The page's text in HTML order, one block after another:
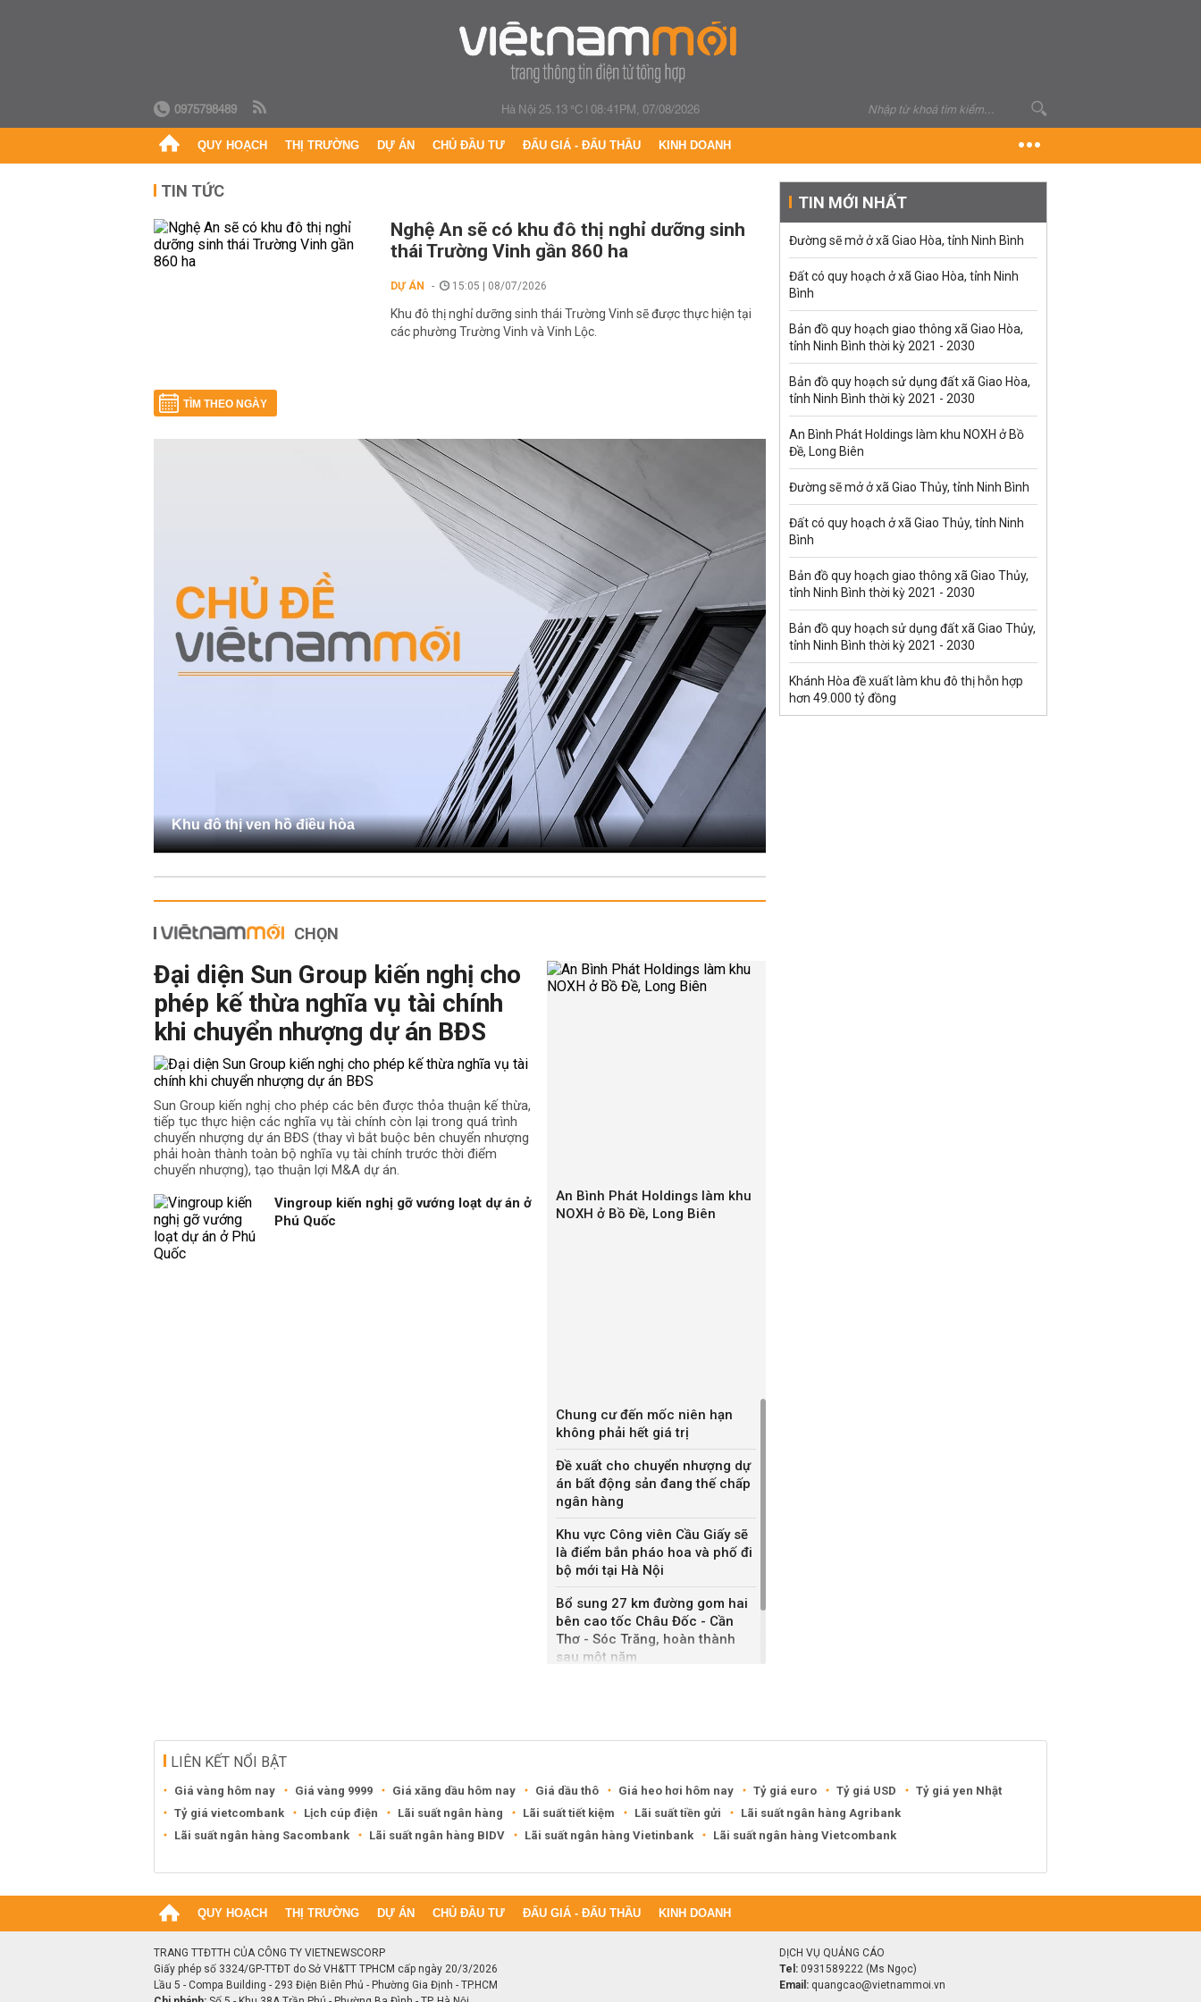
0975798489 Hà Nội 25.13 °C|08:41PM, 07/08/2026
QUY HOẠCH THỊ TRƯỜNG DỰ ÁN CHỦ ĐẦU TƯ ĐẤU GIÁ - ĐẤU THẦU KINH DOANH
TIN TỨC
Nghệ An sẽ có khu đô thị nghỉ dưỡng sinh
thái Trường Vinh gần 860 ha
DỰ ÁN 15:05 | 08/07/2026
Khu đô thị nghỉ dưỡng sinh thái Trường Vinh sẽ được thực hiện tại
các phường Trường Vinh và Vinh Lộc.
TÌM THEO NGÀY
Khu đô thị ven hồ điều hòa
CHỌN
Đại diện Sun Group kiến nghị cho
phép kế thừa nghĩa vụ tài chính
khi chuyển nhượng dự án BĐS
Sun Group kiến nghị cho phép các bên được thỏa thuận kế thừa,
tiếp tục thực hiện các nghĩa vụ tài chính còn lại trong quá trình
chuyển nhượng dự án BĐS (thay vì bắt buộc bên chuyển nhượng
phải hoàn thành toàn bộ nghĩa vụ tài chính trước thời điểm
chuyển nhượng), tạo thuận lợi M&A dự án.
Vingroup kiến nghị gỡ vướng loạt dự án ở
Phú Quốc
An Bình Phát Holdings làm khu
NOXH ở Bồ Đề, Long Biên
Chung cư đến mốc niên hạn
không phải hết giá trị
Đề xuất cho chuyển nhượng dự
án bất động sản đang thế chấp
ngân hàng
Khu vực Công viên Cầu Giấy sẽ
là điểm bắn pháo hoa và phố đi
bộ mới tại Hà Nội
Bổ sung 27 km đường gom hai
bên cao tốc Châu Đốc - Cần
Thơ - Sóc Trăng, hoàn thành
sau một năm
TIN MỚI NHẤT
Đường sẽ mở ở xã Giao Hòa, tỉnh Ninh Bình
Đất có quy hoạch ở xã Giao Hòa, tỉnh Ninh
Bình
Bản đồ quy hoạch giao thông xã Giao Hòa,
tỉnh Ninh Bình thời kỳ 2021 - 2030
Bản đồ quy hoạch sử dụng đất xã Giao Hòa,
tỉnh Ninh Bình thời kỳ 2021 - 2030
An Bình Phát Holdings làm khu NOXH ở Bồ
Đề, Long Biên
Đường sẽ mở ở xã Giao Thủy, tỉnh Ninh Bình
Đất có quy hoạch ở xã Giao Thủy, tỉnh Ninh
Bình
Bản đồ quy hoạch giao thông xã Giao Thủy,
tỉnh Ninh Bình thời kỳ 2021 - 2030
Bản đồ quy hoạch sử dụng đất xã Giao Thủy,
tỉnh Ninh Bình thời kỳ 2021 - 2030
Khánh Hòa đề xuất làm khu đô thị hỗn hợp
hơn 49.000 tỷ đồng
LIÊN KẾT NỔI BẬT
Giá vàng hôm nay Giá vàng 9999 Giá xăng dầu hôm nay Giá dầu thô Giá heo hơi hôm nay Tỷ giá euro Tỷ giá USD
Tỷ giá yen Nhật
Tỷ giá vietcombank
Lịch cúp điện Lãi suất ngân hàng Lãi suất tiết kiệm Lãi suất tiền gửi
Lãi suất ngân hàng Agribank
Lãi suất ngân hàng Sacombank
Lãi suất ngân hàng BIDV Lãi suất ngân hàng Vietinbank Lãi suất ngân hàng Vietcombank
QUY HOẠCH THỊ TRƯỜNG DỰ ÁN CHỦ ĐẦU TƯ ĐẤU GIÁ - ĐẤU THẦU KINH DOANH
TRANG TTĐTTH CỦA CÔNG TY VIETNEWSCORP
Giấy phép số 3324/GP-TTĐT do Sở VH&TT TPHCM cấp ngày 20/3/2026
Lầu 5 - Compa Building - 293 Điện Biên Phủ - Phường Gia Định - TP.HCM
DỊCH VỤ QUẢNG CÁO
Tel: 0931589222 (Ms Ngọc)
Email: quangcao@vietnammoi.vn